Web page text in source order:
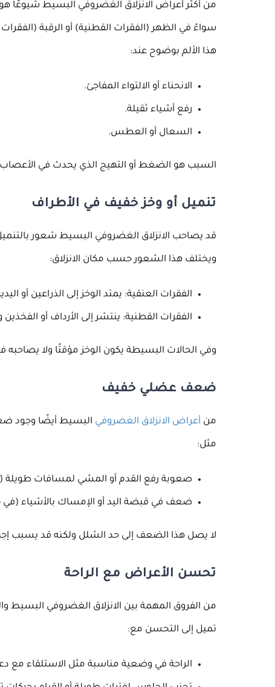
من أكثر أعراض الانزلاق الغضروفي البسيط شيوعًا
سواءً في الظهر (الفقرات القطنية) أو الرقبة
هذا الألم بوضوح عند:
الانحناء أو الالتواء المفاجئ.
رفع أشياء ثقيلة.
السعال أو العطس.
السبب هو الضغط أو التهيج الذي يحدث في
تنميل أو وخز خفيف في الأطراف
قد يصاحب الانزلاق الغضروفي البسيط شعور
ويختلف هذا الشعور حسب مكان الانزلاق:
الفقرات العنقية: يمتد الوخز إلى الذراعين أو
الفقرات القطنية: ينتشر إلى الأرداف أو
وفي الحالات البسيطة يكون الوخز مؤقتًا ولا
ضعف عضلي خفيف
من أعراض الانزلاق الغضروفي البسيط أيضًا وجود
مثل:
صعوبة رفع القدم أو المشي لمسافات طويلة
ضعف في قبضة اليد أو الإمساك بالأشياء (في
لا يصل هذا الضعف إلى حد الشلل ولكنه قد يسبب
تحسن الأعراض مع الراحة
من الفروق المهمة بين الانزلاق الغضروفي البسيط
تميل إلى التحسن مع:
الراحة في وضعية مناسبة مثل الاستلقاء مع